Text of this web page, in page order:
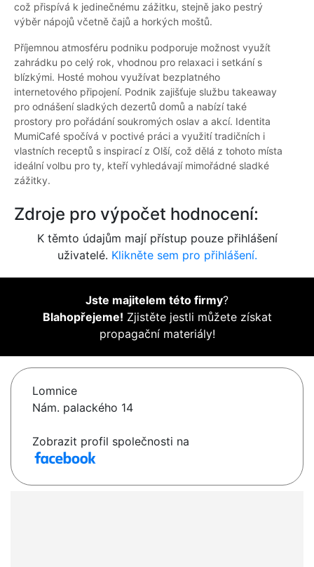
což přispívá k jedinečnému zážitku, stejně jako pestrý
výběr nápojů včetně čajů a horkých moštů.
Příjemnou atmosféru podniku podporuje možnost využít
zahrádku po celý rok, vhodnou pro relaxaci i setkání s
blízkými. Hosté mohou využívat bezplatného
internetového připojení. Podnik zajišťuje službu takeaway
pro odnášení sladkých dezertů domů a nabízí také
prostory pro pořádání soukromých oslav a akcí. Identita
MumiCafé spočívá v poctivé práci a využití tradičních i
vlastních receptů s inspirací z Olší, což dělá z tohoto místa
ideální volbu pro ty, kteří vyhledávají mimořádné sladké
zážitky.
Zdroje pro výpočet hodnocení:
K těmto údajům mají přístup pouze přihlášení
uživatelé. Klikněte sem pro přihlášení.
Jste majitelem této firmy?
Blahopřejeme! Zjistěte jestli můžete získat
propagační materiály!
Lomnice
Nám. palackého 14
Zobrazit profil společnosti na